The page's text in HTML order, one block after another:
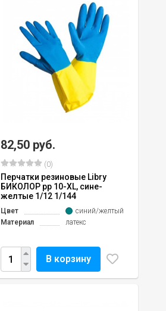
82,50 руб.
(0)
Перчатки резиновые Libry
БИКОЛОР рр 10-ХL, сине-
желтые 1/12 1/144
Цвет
синий/желтый
Материал
латекс
В корзину